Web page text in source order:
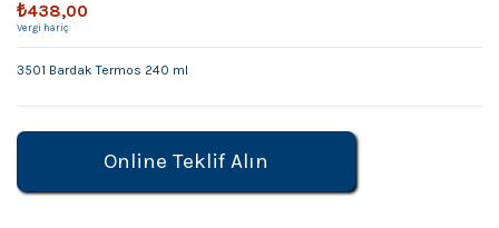
₺438,00
Vergi hariç
3501 Bardak Termos 240 ml
Online Teklif Alın